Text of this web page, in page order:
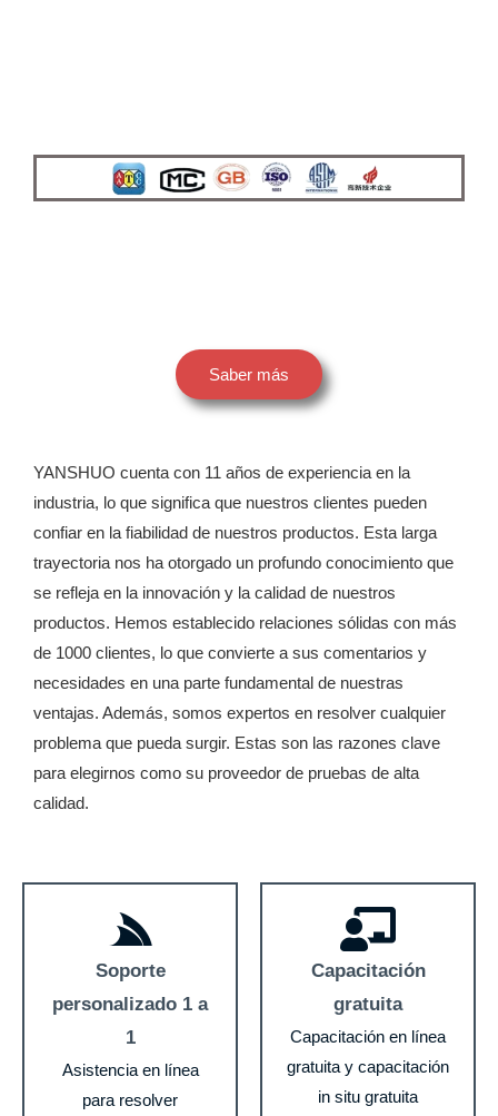
YANSHUO cuenta con 11 años de experiencia en la
industria, lo que significa que nuestros clientes pueden
confiar en la fiabilidad de nuestros productos. Esta larga
trayectoria nos ha otorgado un profundo conocimiento que
se refleja en la innovación y la calidad de nuestros
productos. Hemos establecido relaciones sólidas con más
de 1000 clientes, lo que convierte a sus comentarios y
necesidades en una parte fundamental de nuestras
ventajas. Además, somos expertos en resolver cualquier
problema que pueda surgir. Estas son las razones clave
para elegirnos como su proveedor de pruebas de alta
calidad.
Saber más
Soporte
personalizado 1 a
1
Asistencia en línea
para resolver
Capacitación
gratuita
Capacitación en línea
gratuita y capacitación
in situ gratuita